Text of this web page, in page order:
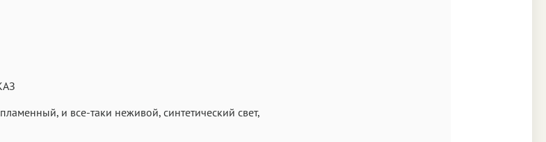
Аа
и все-таки неживой, синтетический свет,